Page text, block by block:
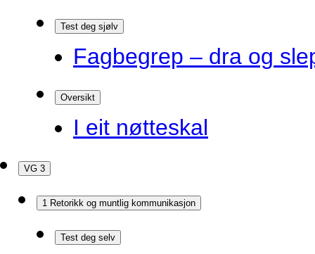
Test deg sjølv
Fagbegrep – dra og
Oversikt
I eit nøtteskal
VG 3
1 Retorikk og muntlig kommunikasjon
Test deg selv